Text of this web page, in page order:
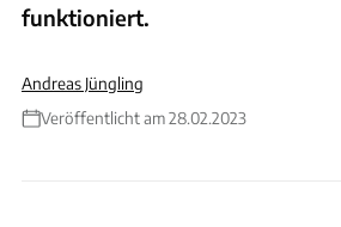
funktioniert.
Andreas Jüngling
Veröffentlicht am 28.02.2023